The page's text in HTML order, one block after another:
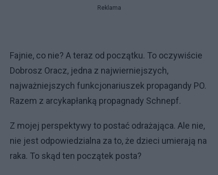
Reklama
Fajnie, co nie? A teraz od początku. To oczywiście
Dobrosz Oracz, jedna z najwierniejszych,
najważniejszych funkcjonariuszek propagandy PO.
Razem z arcykapłanką propagnady Schnepf.
Z mojej perspektywy to postać odrażająca. Ale nie,
nie jest odpowiedzialna za to, że dzieci umierają na
raka. To skąd ten początek posta?